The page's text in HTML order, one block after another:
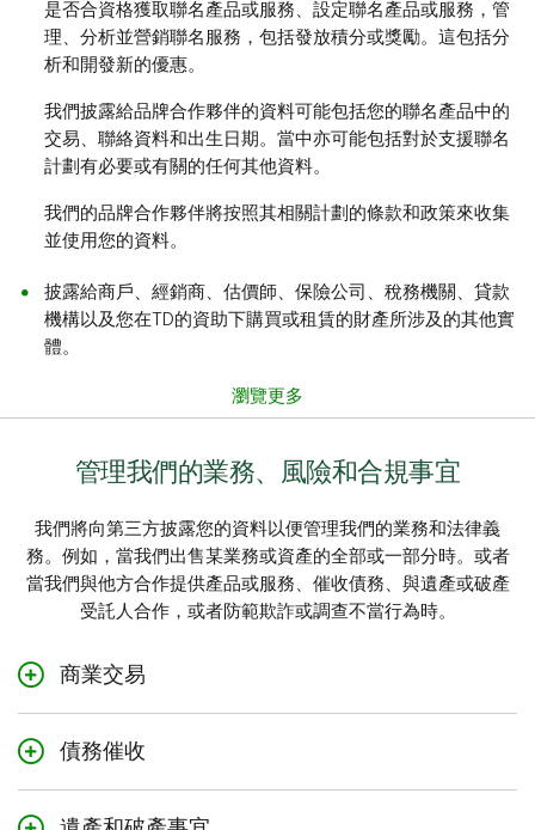
是否合資格獲取聯名產品或服務、設定聯名產品或服務，管
理、分析並營銷聯名服務，包括發放積分或獎勵。這包括分
析和開發新的優惠。
我們披露給品牌合作夥伴的資料可能包括您的聯名產品中的
交易、聯絡資料和出生日期。當中亦可能包括對於支援聯名
計劃有必要或有關的任何其他資料。
我們的品牌合作夥伴將按照其相關計劃的條款和政策來收集
並使用您的資料。
披露給商戶、經銷商、估價師、保險公司、稅務機關、貸款
機構以及您在TD的資助下購買或租賃的財產所涉及的其他實
體。
瀏覽更多
管理我們的業務、風險和合規事宜
我們將向第三方披露您的資料以便管理我們的業務和法律義
務。例如，當我們出售某業務或資產的全部或一部分時。或者
當我們與他方合作提供產品或服務、催收債務、與遺產或破產
受託人合作，或者防範欺詐或調查不當行為時。
商業交易
們：
收購或出售我們的全部或部分業務或資產時
進行資產證券化時
債務催收